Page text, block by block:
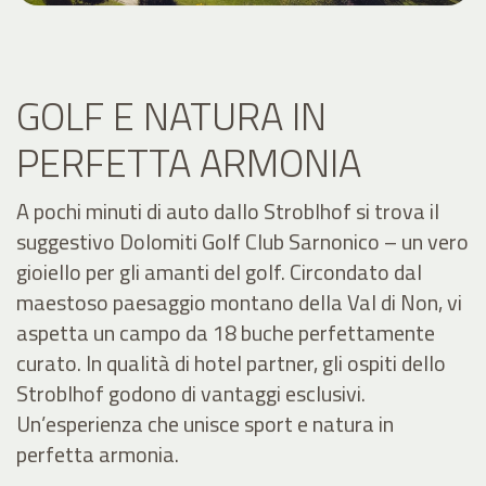
GOLF E NATURA IN
PERFETTA ARMONIA
A pochi minuti di auto dallo Stroblhof si trova il
suggestivo Dolomiti Golf Club Sarnonico – un vero
gioiello per gli amanti del golf. Circondato dal
maestoso paesaggio montano della Val di Non, vi
aspetta un campo da 18 buche perfettamente
curato. In qualità di hotel partner, gli ospiti dello
Stroblhof godono di vantaggi esclusivi.
Un’esperienza che unisce sport e natura in
perfetta armonia.